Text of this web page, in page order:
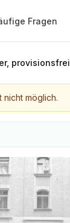
Fragen
provisionsfrei
nicht möglich.